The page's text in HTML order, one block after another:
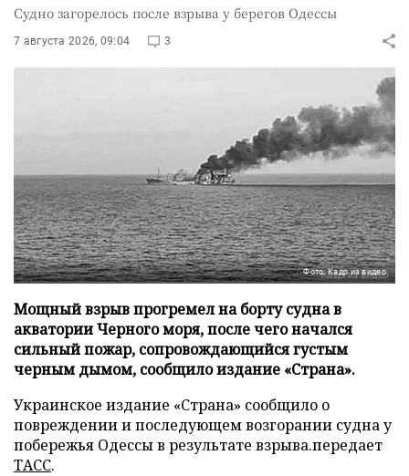
Судно загорелось после взрыва у берегов Одессы
7 августа 2026, 09:04 3
Фото: Кадр из видео
Мощный взрыв прогремел на борту судна в
акватории Черного моря, после чего начался
сильный пожар, сопровождающийся густым
черным дымом, сообщило издание «Страна».
Украинское издание «Страна» сообщило о
повреждении и последующем возгорании судна у
побережья Одессы в результате взрыва.передает
ТАСС.